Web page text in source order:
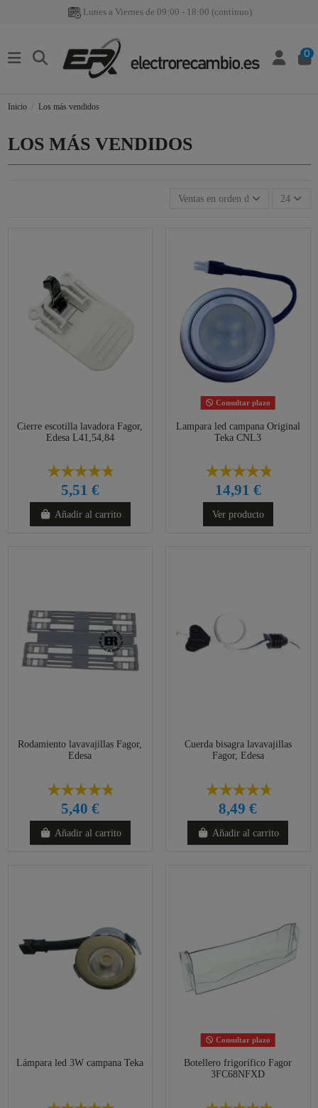
Lunes a Viernes de 09:00 - 18:00 (continuo)
0
Inicio Los más vendidos
LOS MÁS VENDIDOS
Ventas en orden decreciente
24
Cierre escotilla lavadora Fagor,
Edesa L41,54,84
5,51 €
Añadir al carrito
Consultar plazo
Lampara led campana Original
Teka CNL3
14,91 €
Ver producto
Rodamiento lavavajillas Fagor,
Edesa
5,40 €
Añadir al carrito
Cuerda bisagra lavavajillas
Fagor, Edesa
8,49 €
Añadir al carrito
Lámpara led 3W campana Teka
Consultar plazo
Botellero frigorífico Fagor
3FC68NFXD